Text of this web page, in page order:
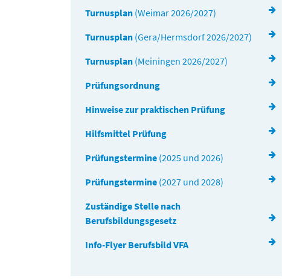
Turnusplan (Weimar 2026/2027)
Turnusplan (Gera/Hermsdorf 2026/2027)
Turnusplan (Meiningen 2026/2027)
Prüfungsordnung
Hinweise zur praktischen Prüfung
Hilfsmittel Prüfung
Prüfungstermine (2025 und 2026)
Prüfungstermine (2027 und 2028)
Zuständige Stelle nach
Berufsbildungsgesetz
Info-Flyer Berufsbild VFA